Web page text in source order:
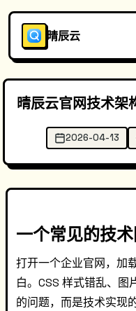
晴辰云
晴辰云官网技术架
2026-04-13
一个常见的技
打开一个企业官网，加
白。CSS 样式错乱、
的问题，而是技术实现